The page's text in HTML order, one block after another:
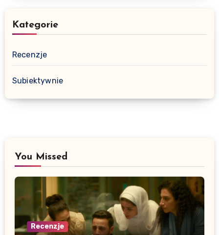
Kategorie
Recenzje
Subiektywnie
You Missed
Recenzje